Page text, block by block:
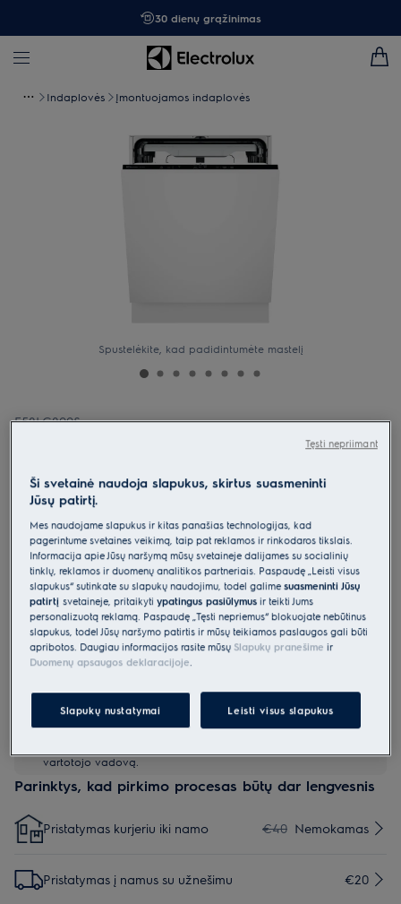
30 dienų grąžinimas
Indaplovės Įmontuojamos indaplovės
Spustelėkite, kad padidintumėte mastelį
E52LC200S
Montuojama indaplovė 60 cm 500
0 (0)
Gaminio informacijos lapas
Pagrindiniai privalumai
Mūsų 500 serijos indaplovės puikiai atlieka savo darbą
„AirDry“ automatiškai praveria dureles ir išdžiovina indus natūraliu
oro srautu.
Su „TimeSet“ pasirinkite tik ciklo trukmę – nebereikia rinktis programos
Saugos instrukcijos ir saugos įspėjimai pagal ES reglamentą
vartotojo vadovą.
Parinktys, kad pirkimo procesas būtų dar lengvesnis
Pristatymas kurjeriu iki namo €40 Nemokamas
Pristatymas į namus su užnešimu €20
Ši svetainė naudoja slapukus, skirtus suasmeninti
Jūsų patirtį.
Mes naudojame slapukus ir kitas panašias technologijas, kad
pagerintume svetainės veikimą, taip pat reklamos ir rinkodaros tikslais.
Informacija apie Jūsų naršymą mūsų svetainėje dalijamės su socialinių
tinklų, reklamos ir duomenų analitikos partneriais. Paspaudę „Leisti visus
slapukus“ sutinkate su slapukų naudojimu, todėl galimesuasmeninti Jūsų
patirtįsvetainėje, pritaikytiypatingus pasiūlymus ir teikti Jums
personalizuotą reklamą. Paspaudę „Tęsti nepriėmus“ blokuojate nebūtinus
slapukus, todėl Jūsų naršymo patirtis ir mūsų teikiamos paslaugos gali būti
apribotos. Daugiau informacijos rasite mūsų Slapukų pranešime ir
Duomenų apsaugos deklaracijoje.
Slapukų nustatymai Leisti visus slapukus
Tęsti nepriimant